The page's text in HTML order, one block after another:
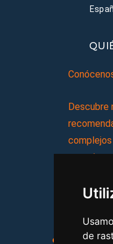
de
Descubre
Aviso legal